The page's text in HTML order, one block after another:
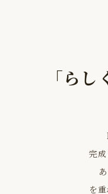
「らし
完成
を